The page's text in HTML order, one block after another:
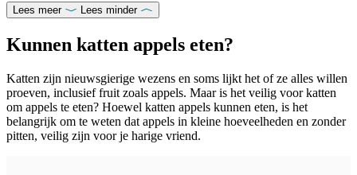
Lees meer Lees minder
Kunnen katten appels eten?
Katten zijn nieuwsgierige wezens en soms lijkt het of ze alles willen
proeven, inclusief fruit zoals appels. Maar is het veilig voor katten
om appels te eten? Hoewel katten appels kunnen eten, is het
belangrijk om te weten dat appels in kleine hoeveelheden en zonder
pitten, veilig zijn voor je harige vriend.